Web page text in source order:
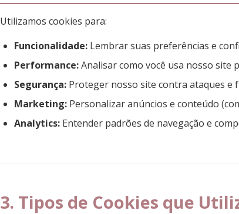
Utilizamos cookies para:
Funcionalidade: Lembrar suas preferências e
Performance:Analisar como você usa nosso site
Segurança: Proteger nosso site contra ataques e
Marketing: Personalizar anúncios e conteúdo
Analytics: Entender padrões de navegação e
3. Tipos de Cookies que